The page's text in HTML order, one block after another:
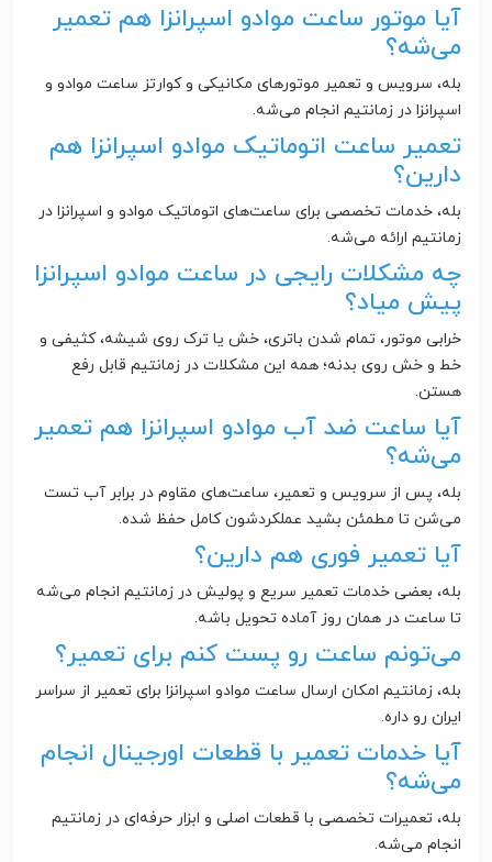
آیا موتور ساعت موادو اسپرانزا هم تعمیر
می‌شه؟
بله، سرویس و تعمیر موتورهای مکانیکی و کوارتز ساعت موادو و
اسپرانزا در زمانتیم انجام می‌شه.
تعمیر ساعت اتوماتیک موادو اسپرانزا هم
دارین؟
بله، خدمات تخصصی برای ساعت‌های اتوماتیک موادو و اسپرانزا در
زمانتیم ارائه می‌شه.
چه مشکلات رایجی در ساعت موادو اسپرانزا
پیش میاد؟
خرابی موتور، تمام شدن باتری، خش یا ترک روی شیشه، کثیفی و
خط و خش روی بدنه؛ همه این مشکلات در زمانتیم قابل رفع
هستن.
آیا ساعت ضد آب موادو اسپرانزا هم تعمیر
می‌شه؟
بله، پس از سرویس و تعمیر، ساعت‌های مقاوم در برابر آب تست
می‌شن تا مطمئن بشید عملکردشون کامل حفظ شده.
آیا تعمیر فوری هم دارین؟
بله، بعضی خدمات تعمیر سریع و پولیش در زمانتیم انجام می‌شه
تا ساعت در همان روز آماده تحویل باشه.
می‌تونم ساعت رو پست کنم برای تعمیر؟
بله، زمانتیم امکان ارسال ساعت موادو اسپرانزا برای تعمیر از سراسر
ایران رو داره.
آیا خدمات تعمیر با قطعات اورجینال انجام
می‌شه؟
بله، تعمیرات تخصصی با قطعات اصلی و ابزار حرفه‌ای در زمانتیم
انجام می‌شه.